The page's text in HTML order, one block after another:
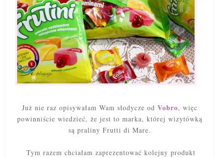
Już nie raz opisywałam Wam słodycze od Vobro, więc
powinniście wiedzieć, że jest to marka, której wizytówką
są praliny Frutti di Mare.
Tym razem chciałam zaprezentować kolejny produkt